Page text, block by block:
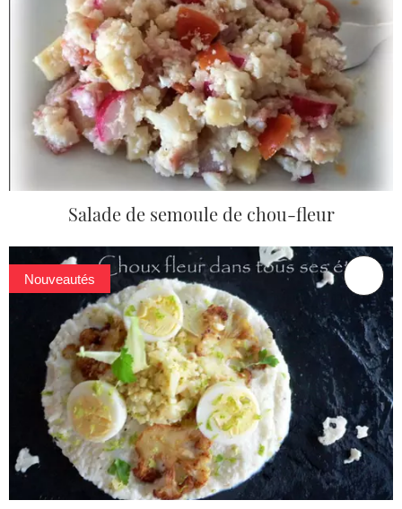
Salade de semoule de chou-fleur
Nouveautés